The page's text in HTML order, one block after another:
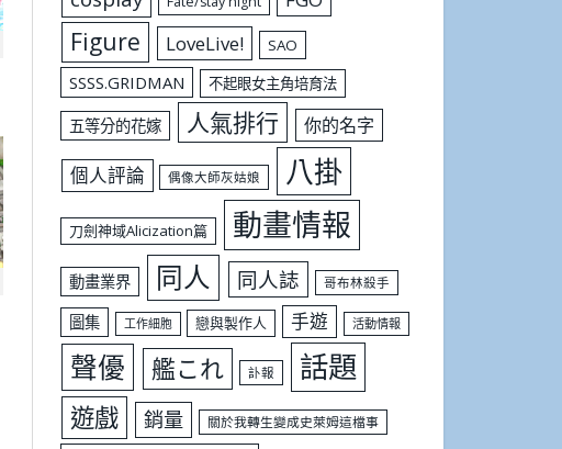
Figure LoveLive! SAO
SSSS.GRIDMAN 不起眼女主角培育法
五等分的花嫁 人氣排行 你的名字
個人評論 偶像大師灰姑娘 八掛
刀劍神域Alicization篇 動畫情報
動畫業界 同人 同人誌 哥布林殺手
圖集 工作細胞 戀與製作人 手遊 活動情報
聲優 艦これ 訃報 話題
遊戲 銷量 關於我轉生變成史萊姆這檔事